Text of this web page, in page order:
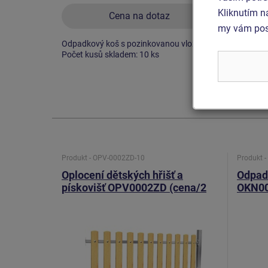
Cena na dotaz
Odpadkový koš s pozinkovanou vložkou.
Počet kusů skladem: 10 ks
Produkt - OPV-0002ZD-10
Oplocení dětských hřišť a
pískovišť OPV0002ZD (cena/2
Produkt -
Kliknutím
my vám